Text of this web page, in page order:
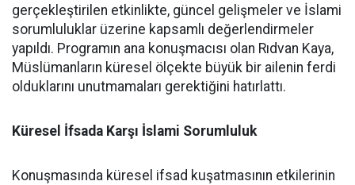
gerçekleştirilen etkinlikte, güncel gelişmeler ve İslami
sorumluluklar üzerine kapsamlı değerlendirmeler
yapıldı. Programın ana konuşmacısı olan Rıdvan Kaya,
Müslümanların küresel ölçekte büyük bir ailenin ferdi
olduklarını unutmamaları gerektiğini hatırlattı.
Küresel İfsada Karşı İslami Sorumluluk
Konuşmasında küresel ifsad kuşatmasının etkilerinin